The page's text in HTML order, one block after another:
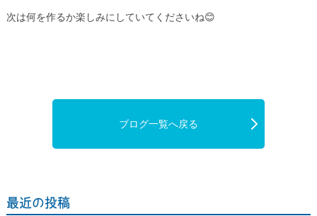
次は何を作るか楽しみにしていてくださいね😊
ブログ一覧へ戻る
最近の投稿